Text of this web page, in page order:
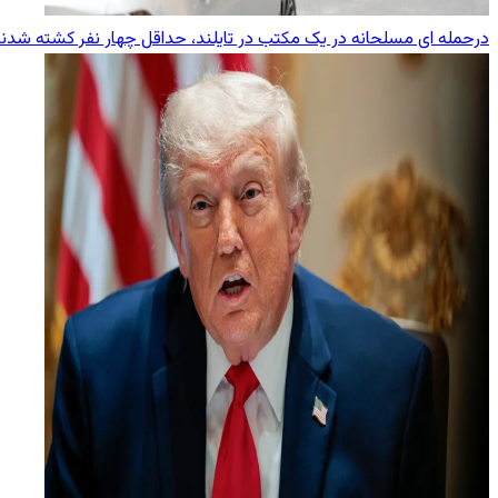
درحمله ای مسلحانه در یک مکتب در تایلند، حداقل چهار نفر کشته